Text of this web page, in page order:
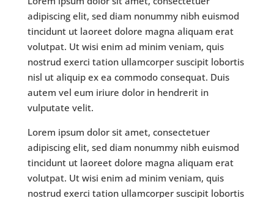
adipiscing elit, sed diam nonummy nibh euismod
tincidunt ut laoreet dolore magna aliquam erat
volutpat. Ut wisi enim ad minim veniam, quis
nostrud exerci tation ullamcorper suscipit lobortis
nisl ut aliquip ex ea commodo consequat. Duis
autem vel eum iriure dolor in hendrerit in
vulputate velit.
Lorem ipsum dolor sit amet, consectetuer
adipiscing elit, sed diam nonummy nibh euismod
tincidunt ut laoreet dolore magna aliquam erat
volutpat. Ut wisi enim ad minim veniam, quis
nostrud exerci tation ullamcorper suscipit lobortis